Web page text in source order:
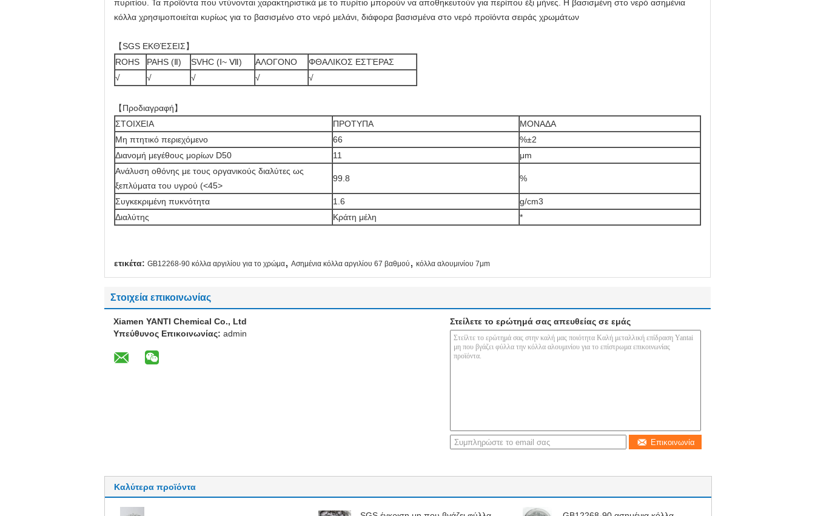
πυριτίου. Τα προϊόντα που ντύνονται χαρακτηριστικά με το πυρίτιο μπορούν να αποθηκευτούν για περίπου έξι μήνες. Η βασισμένη στο νερό ασημένια
κόλλα χρησιμοποιείται κυρίως για το βασισμένο στο νερό μελάνι, διάφορα βασισμένα στο νερό προϊόντα σειράς χρωμάτων
【SGS ΕΚΘΈΣΕΙΣ】
ROHS
PAHS (Ⅱ) SVHC (Ⅰ~ Ⅶ) ΑΛΟΓΟΝΟ
ΦΘΑΛΙΚΟΣ ΕΣΤΈΡΑΣ
√
√ √ √ √
【Προδιαγραφή】
ΣΤΟΙΧΕΙΑ
ΠΡΟΤΥΠΑ
ΜΟΝΑΔΑ
Μη πτητικό περιεχόμενο
66
%±2
Διανομή μεγέθους μορίων D50
11
μm
Ανάλυση οθόνης με τους οργανικούς διαλύτες ως
ξεπλύματα του υγρού (<45>
99.8 %
Συγκεκριμένη πυκνότητα 1.6
g/cm3
Διαλύτης
Κράτη μέλη *
ετικέτα: GB12268-90 κόλλα αργιλίου για το χρώμα, Ασημένια κόλλα αργιλίου 67 βαθμού , κόλλα αλουμινίου 7μm
Στοιχεία επικοινωνίας
Xiamen YANTI Chemical Co., Ltd
Υπεύθυνος Επικοινωνίας: admin
Στείλετε το ερώτημά σας απευθείας σε εμάς
Επικοινωνία
Καλύτερα προϊόντα